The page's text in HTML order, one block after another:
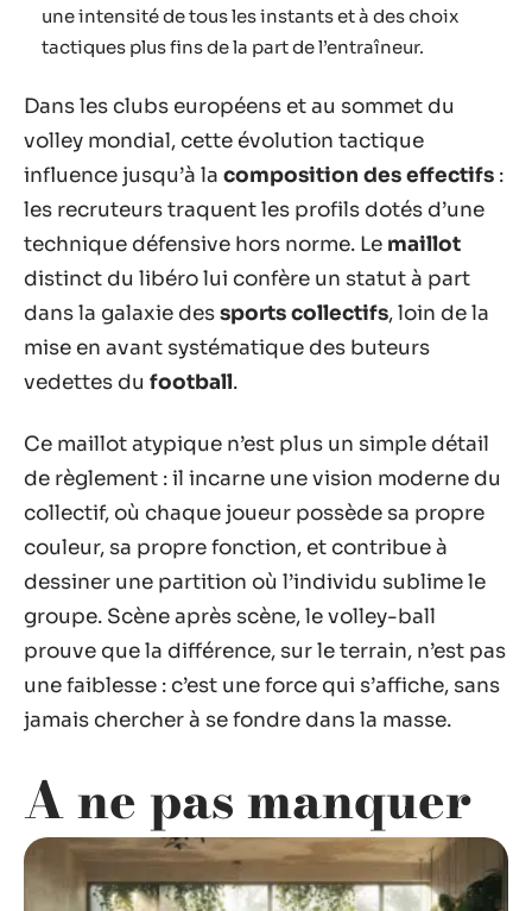
une intensité de tous les instants et à des choix
tactiques plus fins de la part de l’entraîneur.
Dans les clubs européens et au sommet du
volley mondial, cette évolution tactique
influence jusqu’à la composition des effectifs :
les recruteurs traquent les profils dotés d’une
technique défensive hors norme. Le maillot
distinct du libéro lui confère un statut à part
dans la galaxie dessports collectifs, loin de la
mise en avant systématique des buteurs
vedettes du football.
Ce maillot atypique n’est plus un simple détail
de règlement : il incarne une vision moderne du
collectif, où chaque joueur possède sa propre
couleur, sa propre fonction, et contribue à
dessiner une partition où l’individu sublime le
groupe. Scène après scène, le volley-ball
prouve que la différence, sur le terrain, n’est pas
une faiblesse : c’est une force qui s’affiche, sans
jamais chercher à se fondre dans la masse.
A ne pas manquer